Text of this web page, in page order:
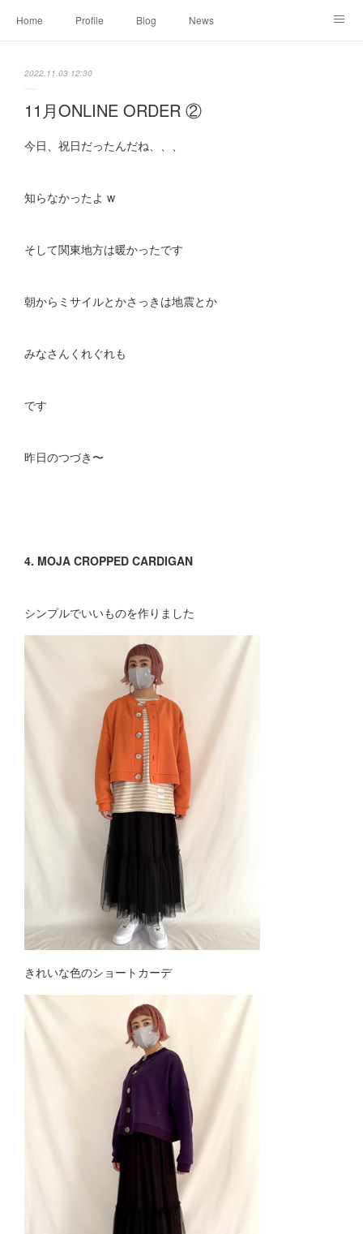
Home Profile Blog News
2022.11.03 12:30
11月ONLINE ORDER ②
今日、祝日だったんだね、、、
知らなかったよ w
そして関東地方は暖かったです
朝からミサイルとかさっきは地震とか
みなさんくれぐれも
です
昨日のつづき〜
4. MOJA CROPPED CARDIGAN
シンプルでいいものを作りました
きれいな色のショートカーデ